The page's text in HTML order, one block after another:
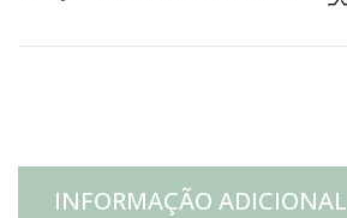
INFORMAÇÃO ADICIONAL